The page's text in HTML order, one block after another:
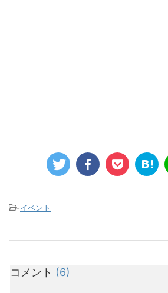
-イベント
コメント (6)